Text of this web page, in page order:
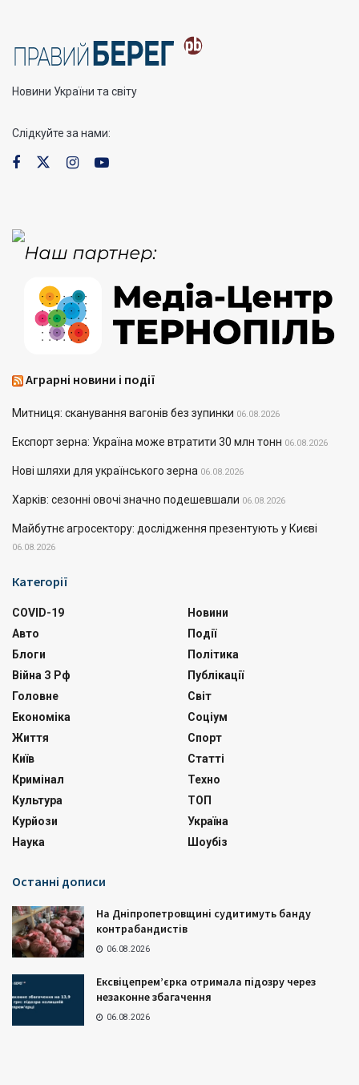
Новини України та світу
Слідкуйте за нами:
Аграрні новини і події
Митниця: сканування вагонів без зупинки 06.08.2026
Експорт зерна: Україна може втратити 30 млн тонн 06.08.2026
Нові шляхи для українського зерна 06.08.2026
Харків: сезонні овочі значно подешевшали 06.08.2026
Майбутнє агросектору: дослідження презентують у Києві
06.08.2026
Категорії
COVID-19
Авто
Блоги
Війна З Рф
Головне
Економіка
Життя
Київ
Кримінал
Культура
Курйози
Наука
Новини
Події
Політика
Публікації
Світ
Соціум
Спорт
Статті
Техно
ТОП
Україна
Шоубіз
Останні дописи
На Дніпропетровщині судитимуть банду
контрабандистів
06.08.2026
Ексвіцепрем’єрка отримала підозру через
незаконне збагачення
06.08.2026